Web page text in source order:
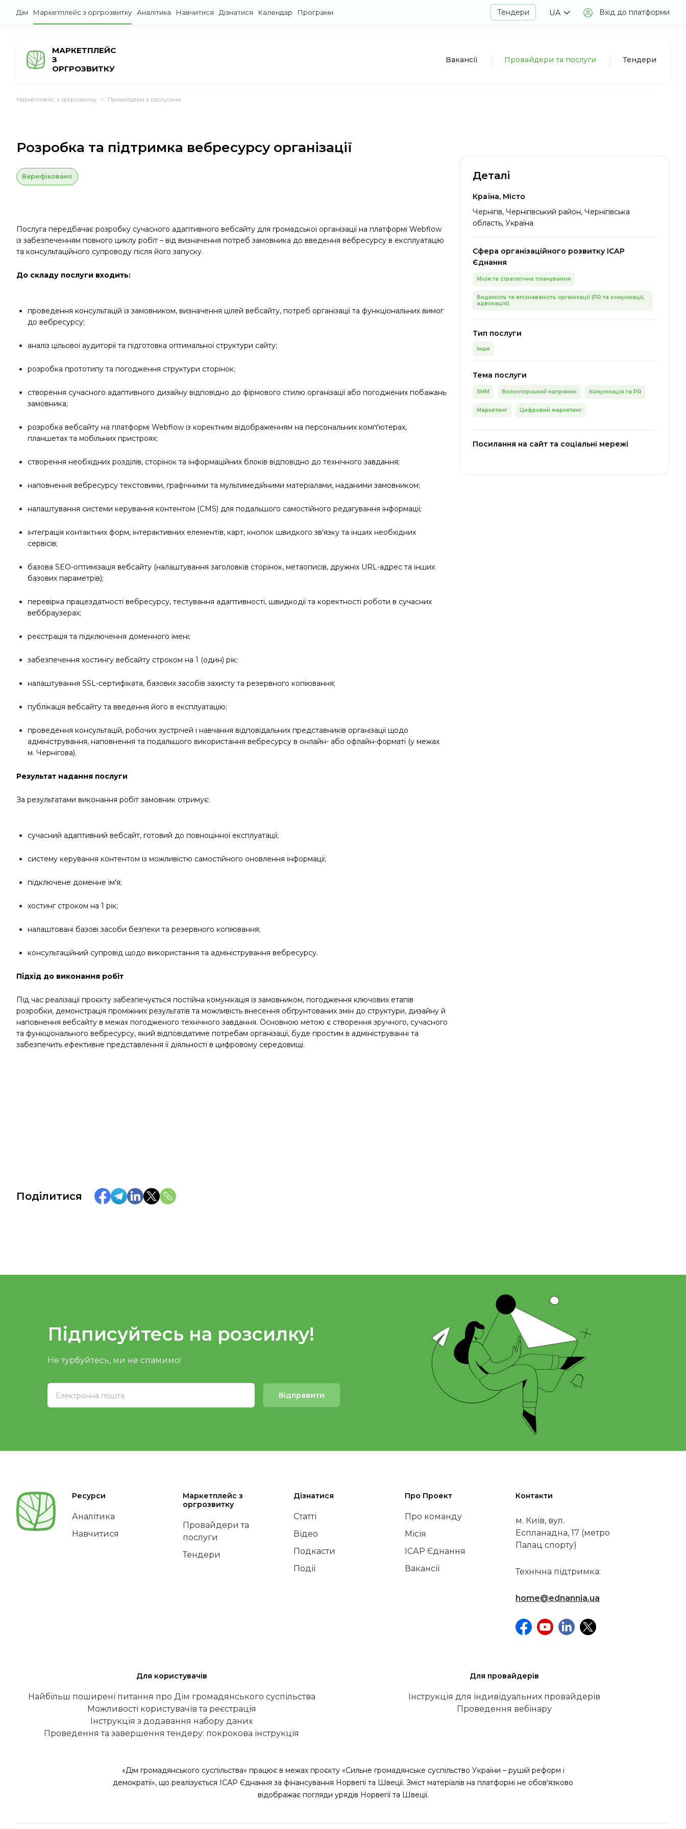
Дім Маркетплейс з оргрозвитку Аналітика Навчитися Дізнатися Календар Програми Тендери UA Вхід до платформи
МАРКЕТПЛЕЙС
З
ОРГРОЗВИТКУ
Вакансії Провайдери та послуги Тендери
Маркетплейс з оргрозвитку > Провайдери з послугами
Розробка та підтримка вебресурсу організації
Верифіковано
Послуга передбачає розробку сучасного адаптивного вебсайту для громадської організації на платформі Webflow
із забезпеченням повного циклу робіт – від визначення потреб замовника до введення вебресурсу в експлуатацію
та консультаційного супроводу після його запуску.
До складу послуги входить:
проведення консультацій із замовником, визначення цілей вебсайту, потреб організації та функціональних вимог
до вебресурсу;
аналіз цільової аудиторії та підготовка оптимальної структури сайту;
розробка прототипу та погодження структури сторінок;
створення сучасного адаптивного дизайну відповідно до фірмового стилю організації або погоджених побажань
замовника;
розробка вебсайту на платформі Webflow із коректним відображенням на персональних комп'ютерах,
планшетах та мобільних пристроях;
створення необхідних розділів, сторінок та інформаційних блоків відповідно до технічного завдання;
наповнення вебресурсу текстовими, графічними та мультимедійними матеріалами, наданими замовником;
налаштування системи керування контентом (CMS) для подальшого самостійного редагування інформації;
інтеграція контактних форм, інтерактивних елементів, карт, кнопок швидкого зв'язку та інших необхідних
сервісів;
базова SEO-оптимізація вебсайту (налаштування заголовків сторінок, метаописів, дружніх URL-адрес та інших
базових параметрів);
перевірка працездатності вебресурсу, тестування адаптивності, швидкодії та коректності роботи в сучасних
веббраузерах;
реєстрація та підключення доменного імені;
забезпечення хостингу вебсайту строком на 1 (один) рік;
налаштування SSL-сертифіката, базових засобів захисту та резервного копіювання;
публікація вебсайту та введення його в експлуатацію;
проведення консультацій, робочих зустрічей і навчання відповідальних представників організації щодо
адміністрування, наповнення та подальшого використання вебресурсу в онлайн- або офлайн-форматі (у межах
м. Чернігова).
Результат надання послуги
За результатами виконання робіт замовник отримує:
сучасний адаптивний вебсайт, готовий до повноцінної експлуатації;
систему керування контентом із можливістю самостійного оновлення інформації;
підключене доменне ім'я;
хостинг строком на 1 рік;
налаштовані базові засоби безпеки та резервного копіювання;
консультаційний супровід щодо використання та адміністрування вебресурсу.
Підхід до виконання робіт
Під час реалізації проєкту забезпечується постійна комунікація із замовником, погодження ключових етапів
розробки, демонстрація проміжних результатів та можливість внесення обґрунтованих змін до структури, дизайну й
наповнення вебсайту в межах погодженого технічного завдання. Основною метою є створення зручного, сучасного
та функціонального вебресурсу, який відповідатиме потребам організації, буде простим в адмініструванні та
забезпечить ефективне представлення її діяльності в цифровому середовищі.
Деталі
Країна, Місто
Чернігів, Чернігівський район, Чернігівська
область, Україна
Сфера організаційного розвитку ІСАР
Єднання
Місія та стратегічне планування
Видимість та впізнаваність організації (PR та комунікації,
адвокація)
Тип послуги
Інше
Тема послуги
SMM Волонтерський напрямок Комунікація та PR
Маркетинг Цифровий маркетинг
Посилання на сайт та соціальні мережі
Поділитися
Підписуйтесь на розсилку!
Не турбуйтесь, ми не спамимо!
Відправити
Ресурси
Аналітика
Навчитися
Маркетплейс з
оргрозвитку
Провайдери та
послуги
Тендери
Дізнатися
Статті
Відео
Подкасти
Події
Про Проект
Про команду
Місія
ІСАР Єднання
Вакансії
Контакти
м. Київ, вул.
Еспланадна, 17 (метро
Палац спорту)
Технічна підтримка:
home@ednannia.ua
Для користувачів
Найбільш поширені питання про Дім громадянського суспільства
Можливості користувачів та реєстрація
Інструкція з додавання набору даних
Проведення та завершення тендеру: покрокова інструкція
Для провайдерів
Інструкція для індивідуальних провайдерів
Проведення вебінару
«Дім громадянського суспільства» працює в межах проєкту «Сильне громадянське суспільство України – рушій реформ і
демократії», що реалізується ІСАР Єднання за фінансування Норвегії та Швеції. Зміст матеріалів на платформі не обов'язково
відображає погляди урядів Норвегії та Швеції.